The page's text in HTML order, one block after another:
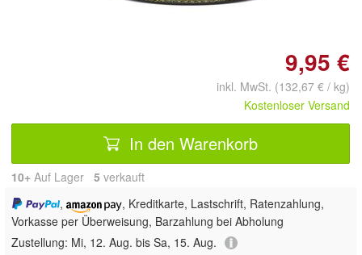
9,95 €
inkl. MwSt. (132,67 € / kg)
Kostenloser Versand
In den Warenkorb
10+ Auf Lager 5 verkauft
,
, Kreditkarte, Lastschrift, Ratenzahlung,
Vorkasse per Überweisung, Barzahlung bei Abholung
Zustellung: Mi, 12. Aug. bis Sa, 15. Aug.